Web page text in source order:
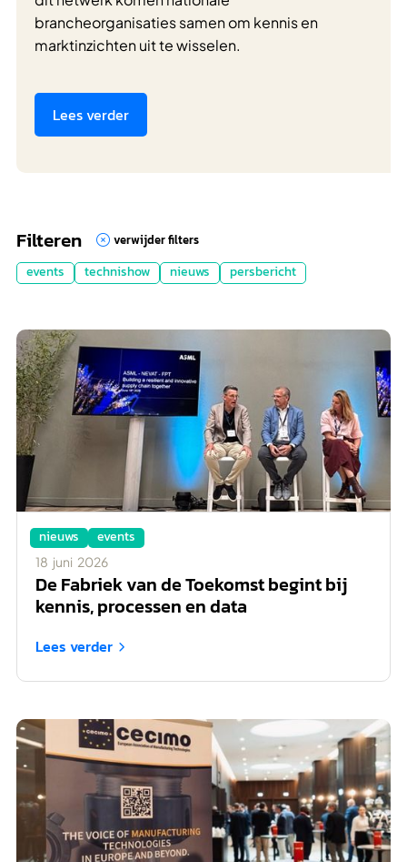
brancheorganisaties samen om kennis en
marktinzichten uit te wisselen.
Lees verder
Filteren  verwijder filters
events technishow nieuws persbericht
nieuws events
18 juni 2026
De Fabriek van de Toekomst begint bij
kennis, processen en data
Lees verder 